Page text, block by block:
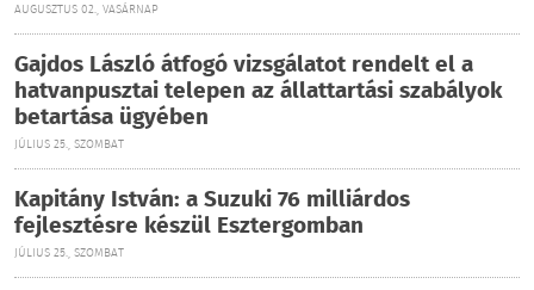
AUGUSZTUS 02., VASÁRNAP
Gajdos László átfogó vizsgálatot rendelt el a
hatvanpusztai telepen az állattartási szabályok
betartása ügyében
JÚLIUS 25., SZOMBAT
Kapitány István: a Suzuki 76 milliárdos
fejlesztésre készül Esztergomban
JÚLIUS 25., SZOMBAT